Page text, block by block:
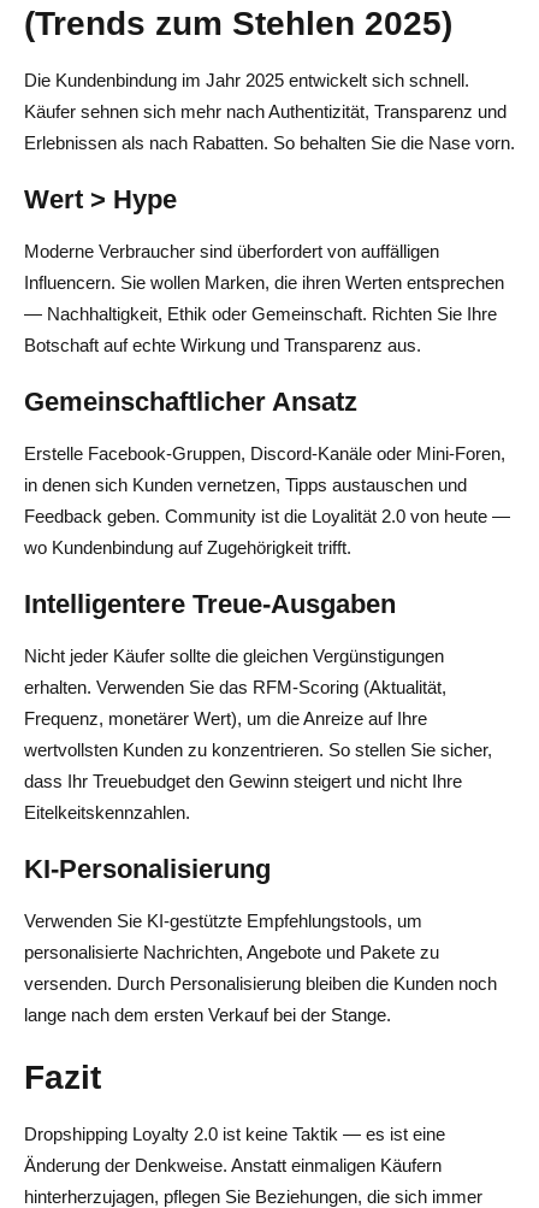
(Trends zum Stehlen 2025)
Die Kundenbindung im Jahr 2025 entwickelt sich schnell.
Käufer sehnen sich mehr nach Authentizität, Transparenz und
Erlebnissen als nach Rabatten. So behalten Sie die Nase vorn.
Wert > Hype
Moderne Verbraucher sind überfordert von auffälligen
Influencern. Sie wollen Marken, die ihren Werten entsprechen
— Nachhaltigkeit, Ethik oder Gemeinschaft. Richten Sie Ihre
Botschaft auf echte Wirkung und Transparenz aus.
Gemeinschaftlicher Ansatz
Erstelle Facebook-Gruppen, Discord-Kanäle oder Mini-Foren,
in denen sich Kunden vernetzen, Tipps austauschen und
Feedback geben. Community ist die Loyalität 2.0 von heute —
wo Kundenbindung auf Zugehörigkeit trifft.
Intelligentere Treue-Ausgaben
Nicht jeder Käufer sollte die gleichen Vergünstigungen
erhalten. Verwenden Sie das RFM-Scoring (Aktualität,
Frequenz, monetärer Wert), um die Anreize auf Ihre
wertvollsten Kunden zu konzentrieren. So stellen Sie sicher,
dass Ihr Treuebudget den Gewinn steigert und nicht Ihre
Eitelkeitskennzahlen.
KI-Personalisierung
Verwenden Sie KI-gestützte Empfehlungstools, um
personalisierte Nachrichten, Angebote und Pakete zu
versenden. Durch Personalisierung bleiben die Kunden noch
lange nach dem ersten Verkauf bei der Stange.
Fazit
Dropshipping Loyalty 2.0 ist keine Taktik — es ist eine
Änderung der Denkweise. Anstatt einmaligen Käufern
hinterherzujagen, pflegen Sie Beziehungen, die sich immer